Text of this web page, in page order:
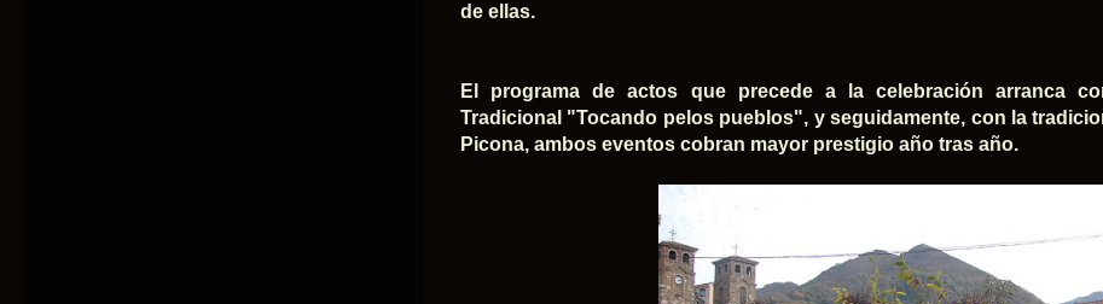
de ellas.
El programa de actos que precede a la celebración arranca
Tradicional "Tocando pelos pueblos", y seguidamente, con la
Picona, ambos eventos cobran mayor prestigio año tras año.